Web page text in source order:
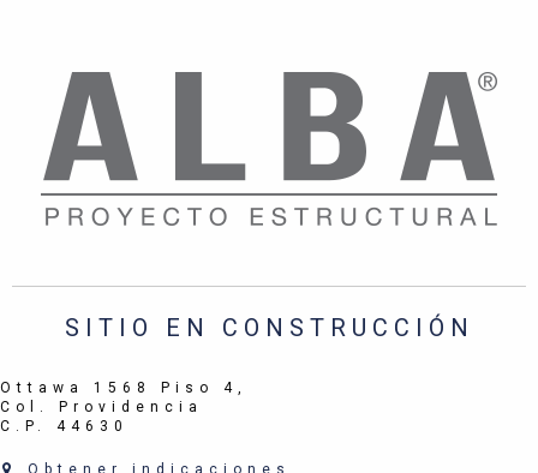
SITIO EN CONSTRUCCIÓN
Ottawa 1568 Piso 4,
Col. Providencia
C.P. 44630
Obtener indicaciones